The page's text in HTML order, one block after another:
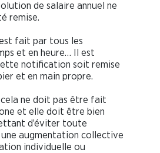
de salaire annuel ne
remise.
fait par tous les
et en heure… Il est
notification soit remise
et en main propre.
ne doit pas être fait
et elle doit être bien
d’éviter toute
augmentation collective
individuelle ou